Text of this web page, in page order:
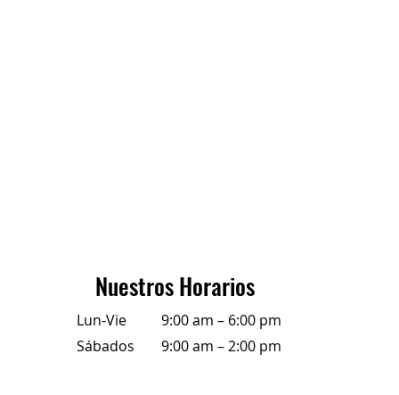
Nuestros Horarios
Lun-Vie
9:00 am – 6:00 pm
Sábados
9:00 am – 2:00 pm